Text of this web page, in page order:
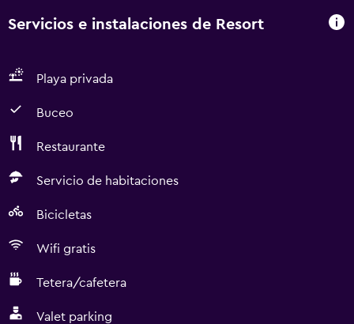
Servicios e instalaciones de Resort
Playa privada
Buceo
Restaurante
Servicio de habitaciones
Bicicletas
Wifi gratis
Tetera/cafetera
Valet parking